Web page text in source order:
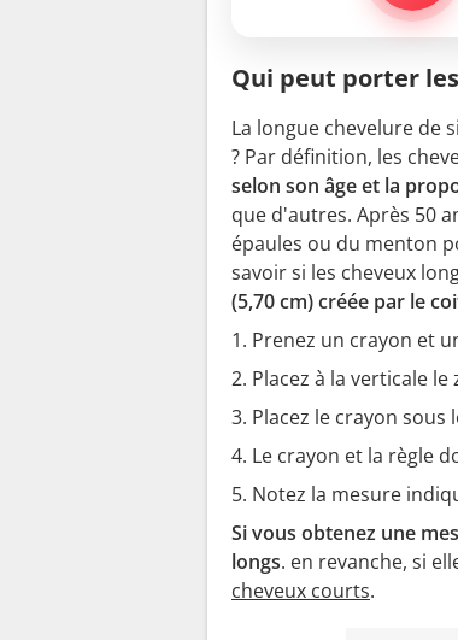
Qui peut porter
La longue chevelure de
? Par définition, les
selon son âge et la
que d'autres. Après 50
épaules ou du menton
savoir si les cheveux
(5,70 cm) créée par le
1. Prenez un crayon et
2. Placez à la verticale
3. Placez le crayon
4. Le crayon et la règle
5. Notez la mesure
Si vous obtenez une
longs. en revanche, si
cheveux courts.